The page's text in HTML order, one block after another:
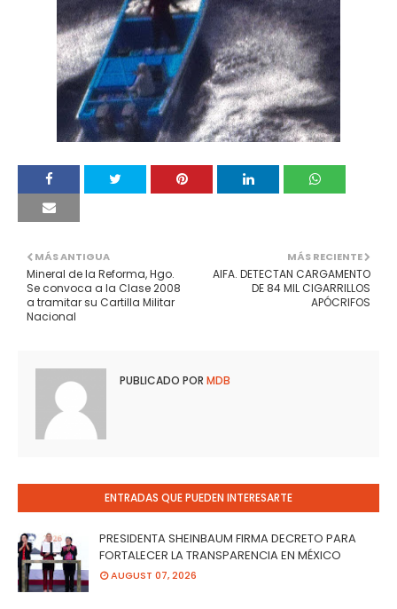
MÁS RECIENTE
AIFA. DETECTAN CARGAMENTO
DE 84 MIL CIGARRILLOS
APÓCRIFOS
MÁS ANTIGUA
Mineral de la Reforma, Hgo.
Se convoca a la Clase 2008
a tramitar su Cartilla Militar
Nacional
PUBLICADO POR MDB
ENTRADAS QUE PUEDEN INTERESARTE
PRESIDENTA SHEINBAUM FIRMA DECRETO PARA
FORTALECER LA TRANSPARENCIA EN MÉXICO
AUGUST 07, 2026